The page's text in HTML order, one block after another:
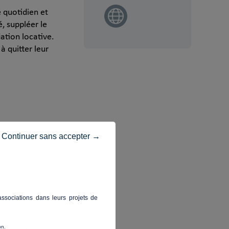
quotidien et
suppléer le
locative.
à quitter leur
dans leurs projets de
Continuer sans accepter →